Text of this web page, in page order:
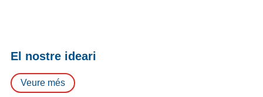
El nostre ideari
Veure més